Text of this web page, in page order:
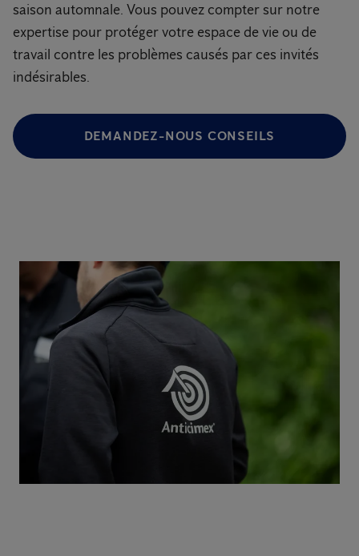
saison automnale. Vous pouvez compter sur notre
expertise pour protéger votre espace de vie ou de
travail contre les problèmes causés par ces invités
indésirables.
DEMANDEZ-NOUS CONSEILS